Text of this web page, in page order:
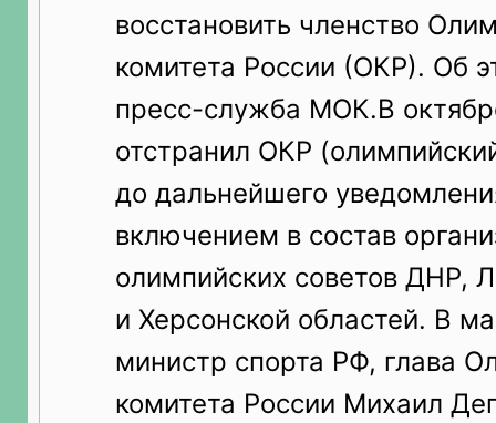
восстановить членство
комитета России (ОКР). Об
пресс-служба МОК.В
отстранил ОКР
до дальнейшего
включением в состав
олимпийских советов ДНР,
и Херсонской областей. В
министр спорта РФ, глава
комитета России Михаил